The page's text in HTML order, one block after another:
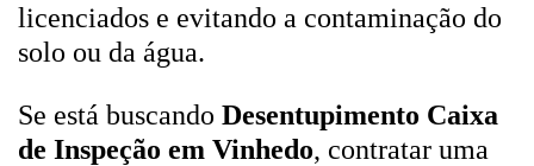
licenciados e evitando a contaminação do
solo ou da água.
Se está buscando Desentupimento Caixa
de Inspeção em Vinhedo, contratar uma